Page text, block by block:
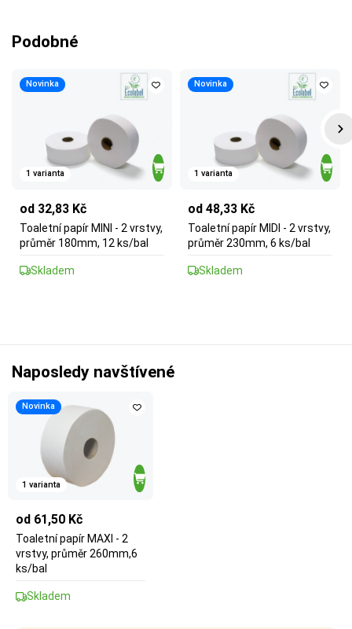
Podobné
Novinka
1 varianta
od 32,83 Kč
Toaletní papír MINI - 2 vrstvy,
průměr 180mm, 12 ks/bal
Skladem
Novinka
1 varianta
od 48,33 Kč
Toaletní papír MIDI - 2 vrstvy,
průměr 230mm, 6 ks/bal
Skladem
Naposledy navštívené
Novinka
1 varianta
od 61,50 Kč
Toaletní papír MAXI - 2
vrstvy, průměr 260mm,6
ks/bal
Skladem